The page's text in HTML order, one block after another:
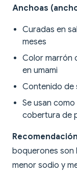
Anchoas
Curadas en
meses
Color marrón
en umami
Contenido de
Se usan
cobertura de
boquerones son
menor sodio y